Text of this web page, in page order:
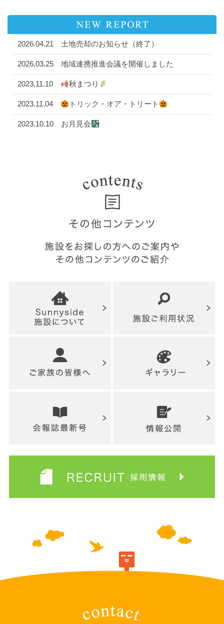
2026.04.21 土地売却のお知らせ（終了）
2026.03.25 地域連携推進会議を開催しました
2023.11.10 秋まつり
2023.11.04 トリック・オア・トリート
2023.10.10 お月見会